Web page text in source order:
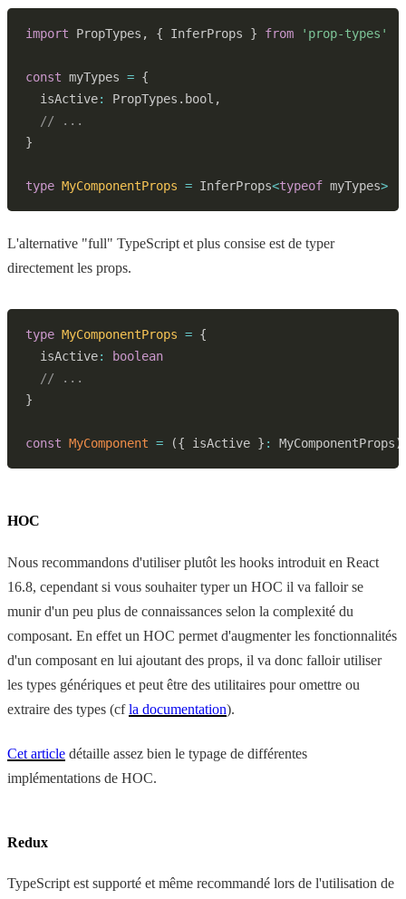
import PropTypes , { InferProps } from 'prop-types'
const myTypes = {
  isActive
: PropTypes . bool ,
// ...
}
type MyComponentProps = InferProps<typeof myTypes>
L'alternative "full" TypeScript et plus consise est de typer
directement les props.
type MyComponentProps = {
  isActive
:
boolean
// ...
}
const MyComponent = ({ isActive } : MyComponentProps)
HOC
Nous recommandons d'utiliser plutôt les hooks introduit en React
16.8, cependant si vous souhaiter typer un HOC il va falloir se
munir d'un peu plus de connaissances selon la complexité du
composant. En effet un HOC permet d'augmenter les fonctionnalités
d'un composant en lui ajoutant des props, il va donc falloir utiliser
les types génériques et peut être des utilitaires pour omettre ou
extraire des types (cfla documentation).
Cet article détaille assez bien le typage de différentes
implémentations de HOC.
Redux
TypeScript est supporté et même recommandé lors de l'utilisation de